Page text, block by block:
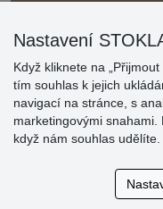
» Aktuálně 19084
Nastavení
Když kliknete na
tím souhlas k jejich
navigací na stránce, s
marketingovými snahami.
když nám souhlas udělíte.